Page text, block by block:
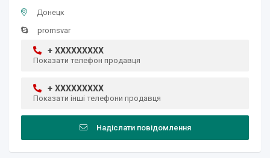
Донецк
promsvar
+ XXXXXXXXX
Показати телефон продавця
+ XXXXXXXXX
Показати інші телефони продавця
Надіслати повідомлення